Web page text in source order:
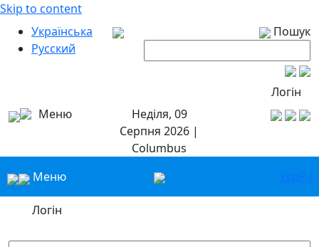
Skip to content
Українська
Русский
Пошук
Логін
Меню
Неділя, 09
Серпня 2026 |
Columbus
Меню
УкрРу
Логін